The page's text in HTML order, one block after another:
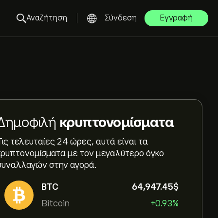
Αναζήτηση Σύνδεση Εγγραφή
κρυπτονομίσματα
τελευταίες 24 ώρες, αυτά είναι τα
με τον μεγαλύτερο όγκο
στην αγορά.
BTC
Bitcoin
64,947.45‎$‎
+0.93%